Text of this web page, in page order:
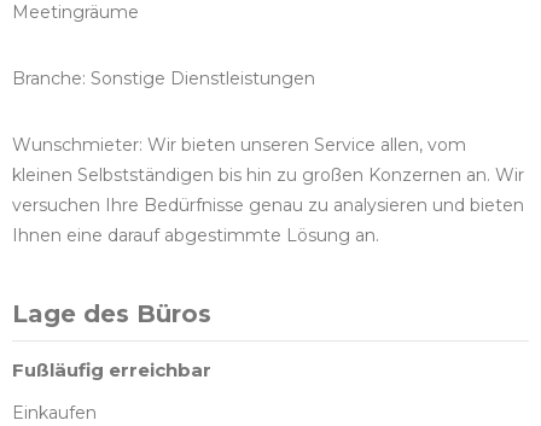
Meetingräume
Branche: Sonstige Dienstleistungen
Wunschmieter: Wir bieten unseren Service allen, vom
kleinen Selbstständigen bis hin zu großen Konzernen an. Wir
versuchen Ihre Bedürfnisse genau zu analysieren und bieten
Ihnen eine darauf abgestimmte Lösung an.
Lage des Büros
Fußläufig erreichbar
Einkaufen